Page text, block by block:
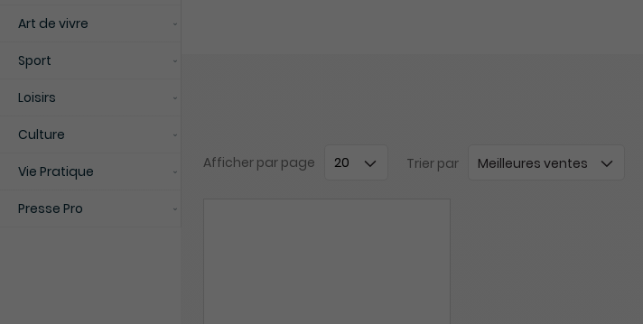
Art de vivre
Sport
Loisirs
Culture
Vie Pratique
Presse Pro
Afficher par page Trier par